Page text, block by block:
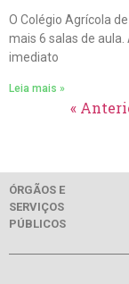
O Colégio Agrícola
mais 6 salas de
imediato
Leia mais »
«
ÓRGÃOS E
SERVIÇOS
PÚBLICOS